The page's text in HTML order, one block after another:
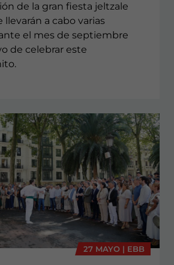
de la gran fiesta jeltzale
llevarán a cabo varias
el mes de septiembre
de celebrar este
27 MAYO | EBB